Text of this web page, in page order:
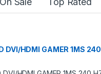
DVI/HDMI GAMER 1MS 240